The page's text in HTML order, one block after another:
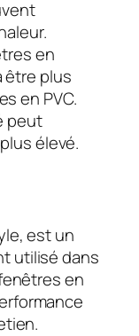
en
être plus
en PVC.
peut
élevé.
est un
utilisé dans
en